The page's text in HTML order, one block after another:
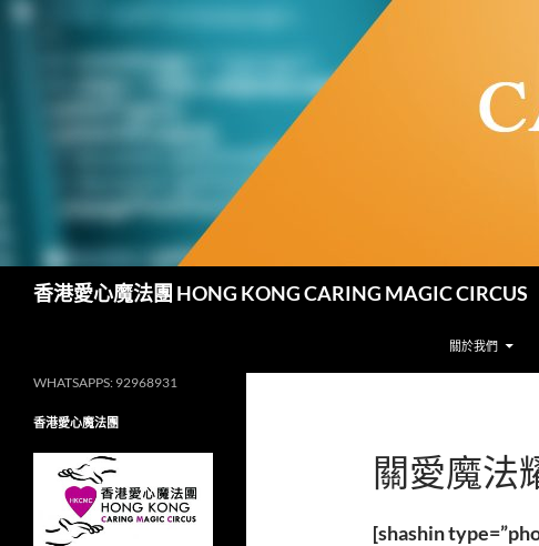
香港愛心魔法團 HONG KONG CARING MAGIC CIRCUS
關於我們
關愛魔法
[shashin
WHATSAPPS: 92968931
香港愛心魔法團